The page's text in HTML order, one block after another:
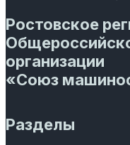
Ростовское
организации
«Союз
Разделы